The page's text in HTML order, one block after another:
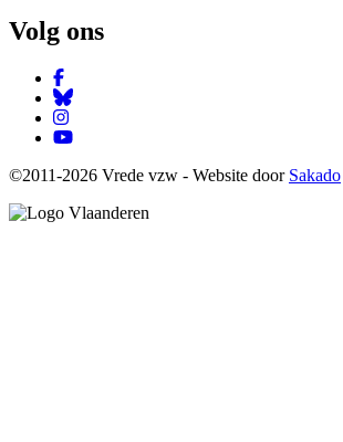
Volg ons
©2011-2026 Vrede vzw - Website door Sakado
Image